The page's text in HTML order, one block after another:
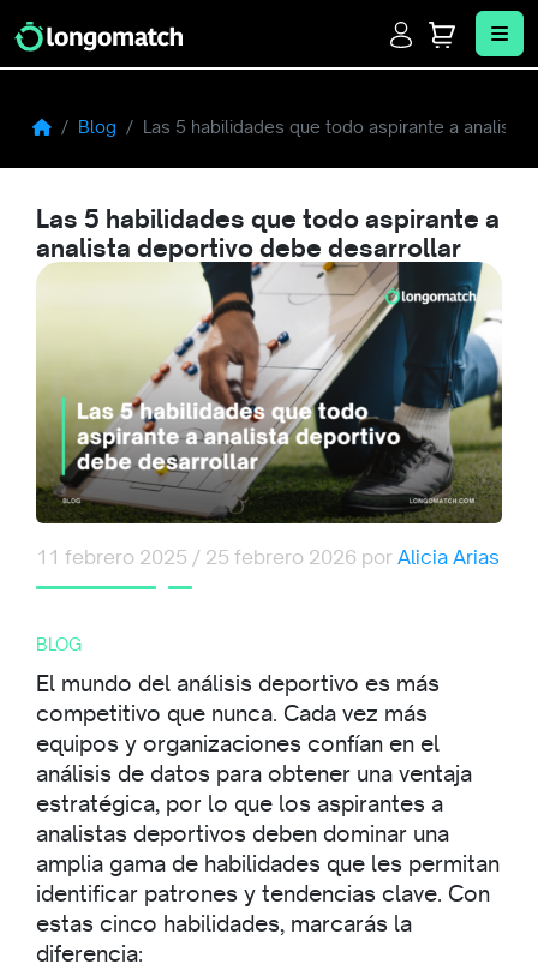
LoginCart
Blog Las 5 habilidades que todo aspirante a
Las 5 habilidades que todo aspirante a
analista deportivo debe desarrollar
11 febrero 2025 / 25 febrero 2026 por Alicia Arias
BLOG
El mundo del análisis deportivo es más
competitivo que nunca. Cada vez más
equipos y organizaciones confían en el
análisis de datos para obtener una ventaja
estratégica, por lo que los aspirantes a
analistas deportivos deben dominar una
amplia gama de habilidades que les permitan
identificar patrones y tendencias clave. Con
estas cinco habilidades, marcarás la
diferencia: